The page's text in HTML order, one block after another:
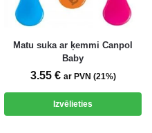
Matu suka ar ķemmi Canpol
Baby
3.55 € ar PVN (21%)
Izvēlieties